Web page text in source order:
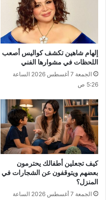
إلهام شاهين تكشف كواليس أصعب
اللحظات في مشوارها الفني
الجمعة 7 أغسطس 2026 الساعة
5:26 ص
كيف تجعلين أطفالك يحترمون
بعضهم ويتوقفون عن الشجارات في
المنزل؟
الجمعة 7 أغسطس 2026 الساعة